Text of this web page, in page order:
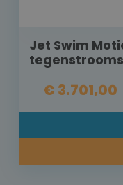
Jet Swim
€ 3.701,00